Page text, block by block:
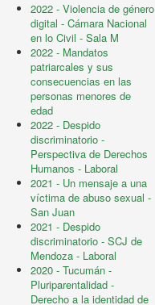
2022 - Violencia de género
digital - Cámara Nacional
en lo Civil - Sala M
2022 - Mandatos
patriarcales y sus
consecuencias en las
personas menores de
edad
2022 - Despido
discriminatorio -
Perspectiva de Derechos
Humanos - Laboral
2021 - Un mensaje a una
víctima de abuso sexual -
San Juan
2021 - Despido
discriminatorio - SCJ de
Mendoza - Laboral
2020 - Tucumán -
Pluriparentalidad -
Derecho a la identidad de